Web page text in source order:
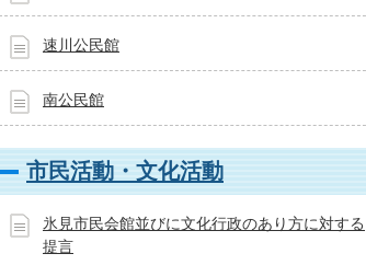
速川公民館
南公民館
市民活動・文化活動
氷見市民会館並びに文化行政のあり方に対する
提言